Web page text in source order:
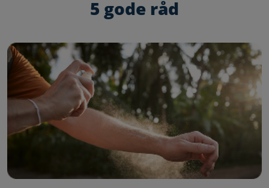
5 gode råd